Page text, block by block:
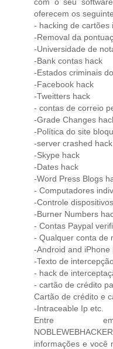
com o seu
oferecem os
- hacking de cartões
-Removal da
-Universidade de
-Bank contas hack
-Estados criminais
-Facebook hack
-Tweitters hack
- contas de correio
-Grade Changes
-Política do site
-server crashed hack
-Skype hack
-Dates hack
-Word Press Blogs
- Computadores
-Controle
-Burner Numbers
- Contas Paypal
- Qualquer conta de
-Android and iPhone
-Texto de
- hack de
- cartão de crédito
Cartão de crédito e
-Intraceable Ip etc.
Entre
informações e você